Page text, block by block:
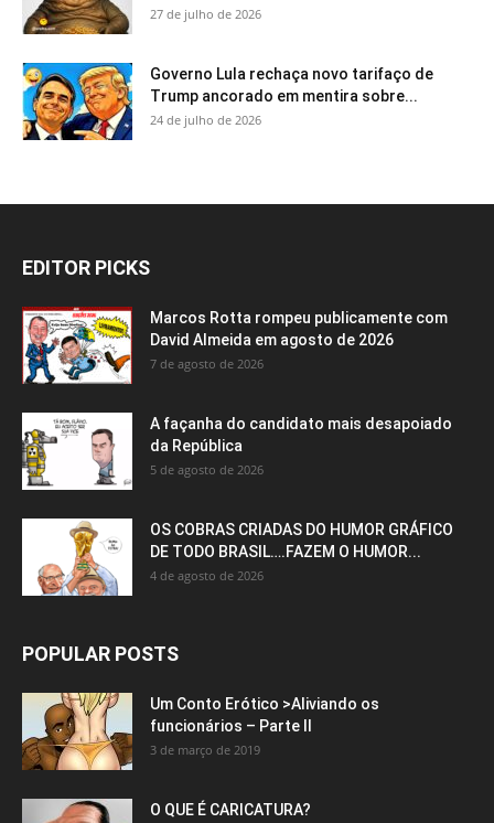
27 de julho de 2026
Governo Lula rechaça novo tarifaço de
Trump ancorado em mentira sobre...
24 de julho de 2026
EDITOR PICKS
Marcos Rotta rompeu publicamente com
David Almeida em agosto de 2026
7 de agosto de 2026
A façanha do candidato mais desapoiado
da República
5 de agosto de 2026
OS COBRAS CRIADAS DO HUMOR GRÁFICO
DE TODO BRASIL….FAZEM O HUMOR...
4 de agosto de 2026
POPULAR POSTS
Um Conto Erótico >Aliviando os
funcionários – Parte II
3 de março de 2019
O QUE É CARICATURA?